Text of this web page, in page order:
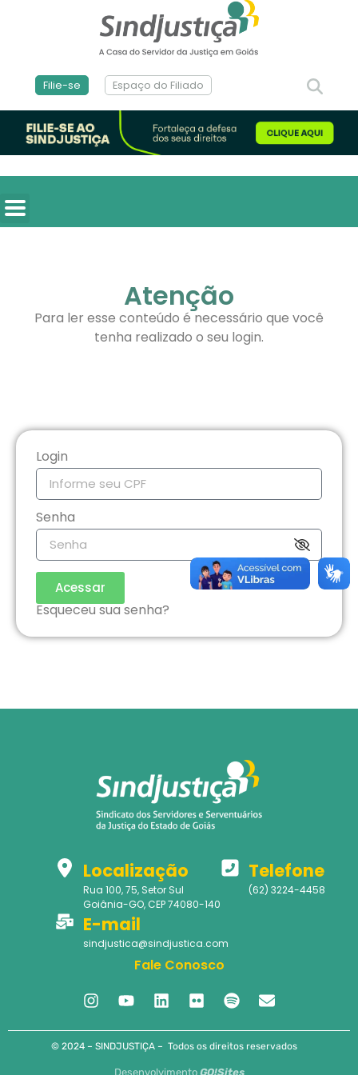
Filie-se Espaço do Filiado
Atenção
Para ler esse conteúdo é necessário que você
tenha realizado o seu login.
Login
Senha
Acessar
Esqueceu sua senha?
Localização
Rua 100, 75, Setor Sul
Goiânia-GO, CEP 74080-140
Telefone
(62) 3224-4458
E-mail
sindjustica@sindjustica.com
Fale Conosco
© 2024 – SINDJUSTIÇA – Todos os direitos reservados
Desenvolvimento GO!Sites